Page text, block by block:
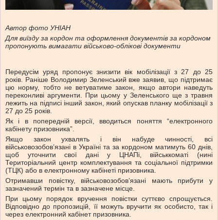
Автор фото УНІАН
Для виїзду за кордон та оформлення документів за кордоном
пропонують вимагати військово-облікові документи
Передусім уряд пропонує знизити вік мобілізації з 27 до 25
років. Раніше Володимир Зеленський вже заявив, що підтримає
цю норму, тобто не ветуватиме закон, якщо автори наведуть
переконливі аргументи. При цьому у Зеленського ще з травня
лежить на підписі інший закон, який опускав планку мобілізації з
27 до 25 років.
Як і в попередній версії, вводиться поняття “електронного
кабінету призовника”.
Якщо закон ухвалять і він набуде чинності, всі
військовозобов’язані в Україні та за кордоном матимуть 60 днів,
щоб уточнити свої дані у ЦНАПі, військкоматі (нині
Територіальний центр комплектування та соціальної підтримки
(ТЦК) або в електронному кабінеті призовника.
Отримавши повістку, військовозобов’язані мають прибути у
зазначений термін та в зазначене місце.
При цьому порядок вручення повістки суттєво спрощується.
Відповідно до пропозицій, її можуть вручити як особисто, так і
через електронний кабінет призовника.